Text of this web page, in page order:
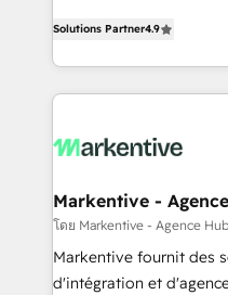
AI, & maximize AEO with
Integrations: Extend
Win more business -
lead & deal conversion
What do you get? 🤓 Our client's are too busy to
Personal Consultant +
heavy lifting of
system. + Get best practices and 'don't know what
you don't know'
Solutions Partner4.9
Markentive -
โดย Markentive - Agence
Markentive fournit des
d'intégration et